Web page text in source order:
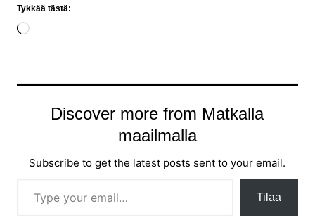
Tykkää tästä:
Loading…
Discover more from Matkalla
maailmalla
Subscribe to get the latest posts sent to your email.
Tilaa